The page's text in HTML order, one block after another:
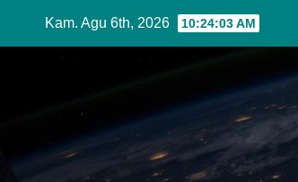
Kam. Agu 6th, 2026 10:24:04 AM